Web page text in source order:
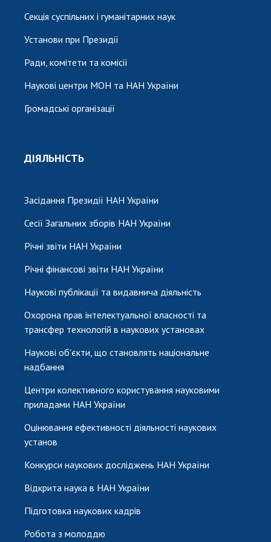
Секція суспільних і гуманітарних наук
Установи при Президії
Ради, комітети та комісії
Наукові центри МОН та НАН України
Громадські організації
ДІЯЛЬНІСТЬ
Засідання Президії НАН України
Сесії Загальних зборів НАН України
Річні звіти НАН України
Річні фінансові звіти НАН України
Наукові публікації та видавнича діяльність
Охорона прав інтелектуальної власності та
трансфер технологій в наукових установах
Наукові об'єкти, що становлять національне
надбання
Центри колективного користування науковими
приладами НАН України
Оцінювання ефективності діяльності наукових
установ
Конкурси наукових досліджень НАН України
Відкрита наука в НАН України
Підготовка наукових кадрів
Робота з молоддю